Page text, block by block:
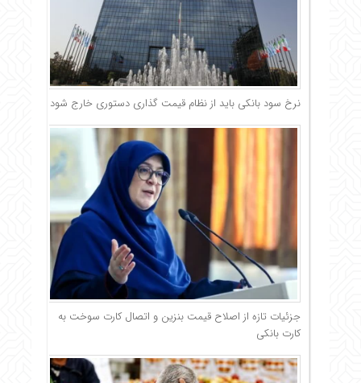
نرخ سود بانکی باید از نظام قیمت گذاری دستوری خارج شود
جزئیات تازه از اصلاح قیمت بنزین و اتصال کارت سوخت به
کارت بانکی